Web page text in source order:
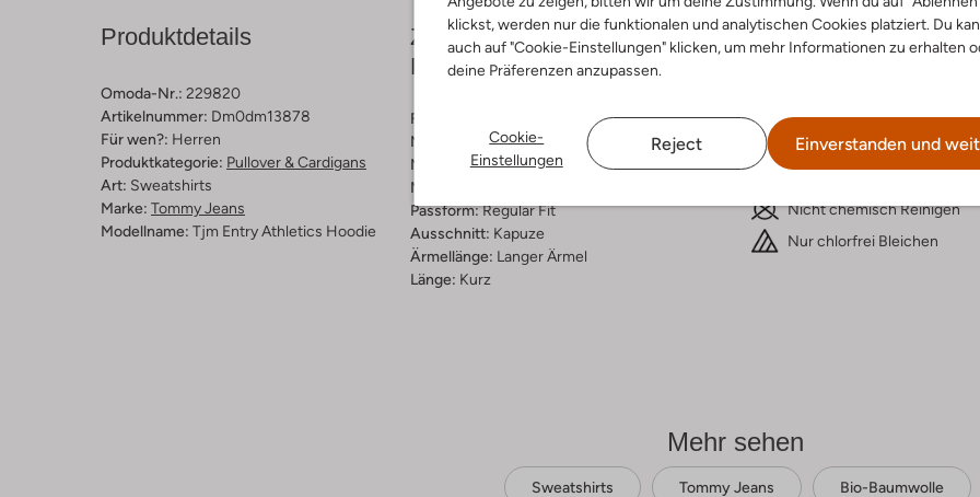
klickst, werden nur die funktionalen und analytischen Cookies platziert. Du
auch auf "Cookie-Einstellungen" klicken, um mehr Informationen zu erhalten
deine Präferenzen anzupassen.
Cookie-
Einstellungen
Reject Einverstanden und
Produktdetails
Omoda-Nr.: 229820
Artikelnummer: Dm0dm13878
Für wen?: Herren
Produktkategorie: Pullover & Cardigans
Art: Sweatshirts
Marke: Tommy Jeans
Modellname: Tjm Entry Athletics Hoodie
Zusammensetzung &
Passform
Farbe :
Muster:
Logo
Material:
Bio-Baumwolle
Materiaalpercentages:
Passform:Regular Fit
Ausschnitt: Kapuze
Ärmellänge: Langer Ärmel
Länge: Kurz
Waschanleitung
Nicht chemisch Reinigen
Nur chlorfrei Bleichen
Mehr sehen
Sweatshirts Tommy Jeans Bio-Baumwolle